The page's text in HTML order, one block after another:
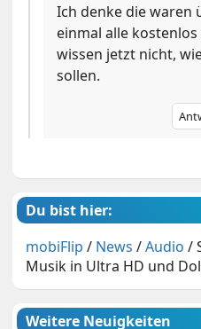
Ich denke die waren
einmal alle
wissen jetzt nicht,
sollen.
Du bist hier:
mobiFlip / News /Audio /
Musik in Ultra HD und
Weitere Neuigkeiten